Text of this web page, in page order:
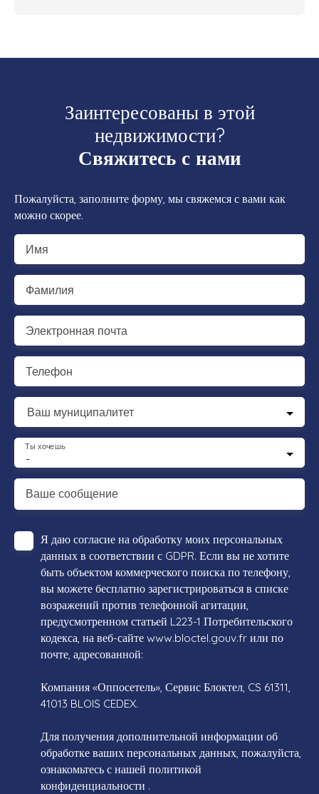
Заинтересованы в этой
недвижимости?
Свяжитесь с нами
Пожалуйста, заполните форму, мы свяжемся с вами как
можно скорее.
Имя
Фамилия
Электронная почта
Телефон
Ваш муниципалитет
-
Ты хочешь
Ваше сообщение
Я даю согласие на обработку моих персональных
данных в соответствии с GDPR. Если вы не хотите
быть объектом коммерческого поиска по телефону,
вы можете бесплатно зарегистрироваться в списке
возражений против телефонной агитации,
предусмотренном статьей L223-1 Потребительского
кодекса, на веб-сайте www.bloctel.gouv.fr или по
почте, адресованной:
Компания «Оппосетель», Сервис Блоктел, CS 61311,
41013 BLOIS CEDEX.
Для получения дополнительной информации об
обработке ваших персональных данных, пожалуйста,
ознакомьтесь с нашей политикой
конфиденциальности .